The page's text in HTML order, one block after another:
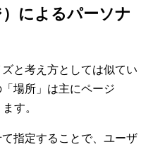
によるパーソナ
と考え方としては似てい
場所」は主にページ
す。
指定することで、ユーザ